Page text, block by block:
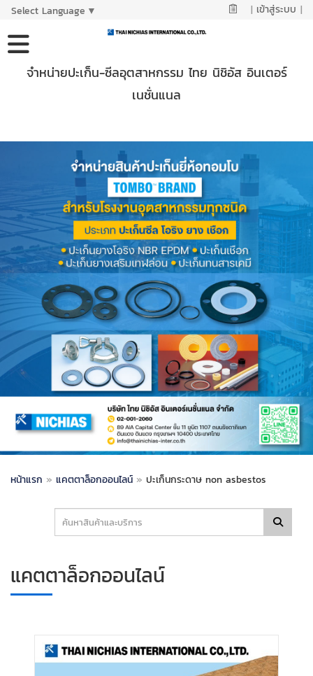
Select Language ▼ | เข้าสู่ระบบ |
จำหน่ายปะเก็น-ซีลอุตสาหกรรม ไทย นิชิอัส อินเตอร์
เนชั่นแนล
หน้าแรก » แคตตาล็อกออนไลน์ » ปะเก็นกระดาษ non asbestos
แคตตาล็อกออนไลน์